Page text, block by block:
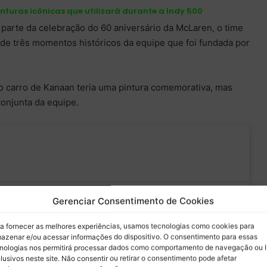
Gerenciar Consentimento de Cookies
fornecer as melhores experiências, usamos tecnologias como cookies para
e/ou acessar informações do dispositivo. O consentimento para essas
nos permitirá processar dados como comportamento de navegação ou
neste site. Não consentir ou retirar o consentimento pode afetar
icônicas que utilizará durante a Indy 500
da celebração do 60 aniversário da McLaren, o time
três momentos históricos da equipe que foi fundada por
de Kanaan teria uma pintura comemorativa, mas
da equipe.
Triple Crown
#INDY500
Bring on May,
IndyCar Team
(@ArrowMcLaren)
para aceitar os cookies marketing e
ativar este conteúdo